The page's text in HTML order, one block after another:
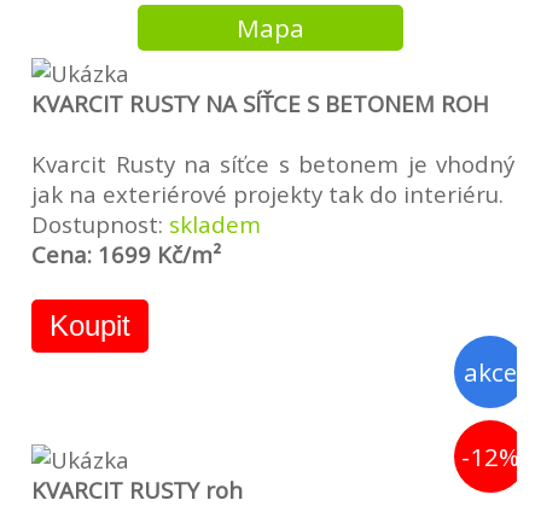
Mapa
KVARCIT RUSTY NA SÍŤCE S BETONEM ROH
Kvarcit Rusty na síťce s betonem je vhodný
jak na exteriérové projekty tak do interiéru.
Dostupnost: skladem
Cena: 1699 Kč/m²
Koupit
akce
-12%
KVARCIT RUSTY roh